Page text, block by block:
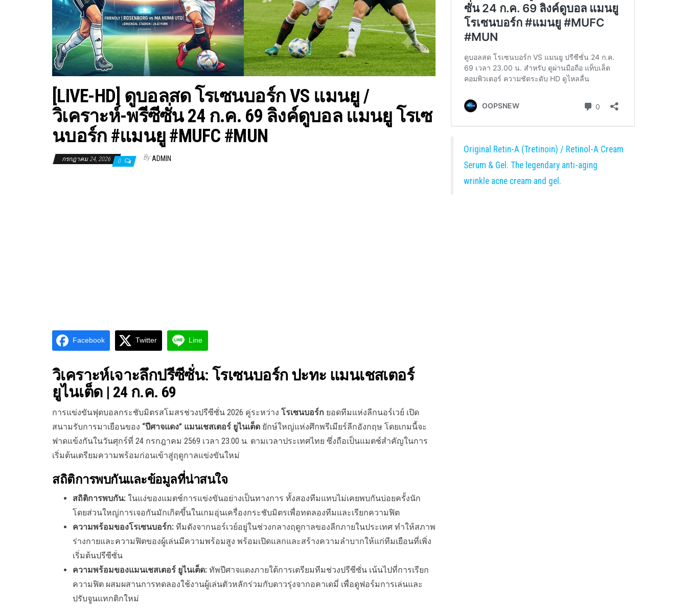
[LIVE-HD] ดูบอลสด โรเซนบอร์ก VS แมนยู /
วิเคราะห์-พรีซีซั่น 24 ก.ค. 69 ลิงค์ดูบอล แมนยู โรเซ
นบอร์ก #แมนยู #MUFC #MUN
กรกฎาคม 24, 2026 0 By ADMIN
Facebook Twitter Line
วิเคราะห์เจาะลึกปรีซีซั่น: โรเซนบอร์ก ปะทะ แมนเชสเตอร์
ยูไนเต็ด | 24 ก.ค. 69
การแข่งขันฟุตบอลกระชับมิตรสโมสรช่วงปรีซีซั่น 2026 คู่ระหว่าง โรเซนบอร์ก ยอดทีมแห่งลีกนอร์เวย์ เปิด
สนามรับการมาเยือนของ “ปีศาจแดง” แมนเชสเตอร์ ยูไนเต็ด ยักษ์ใหญ่แห่งศึกพรีเมียร์ลีกอังกฤษ โดยเกมนี้จะ
ฟาดแข้งกันในวันศุกร์ที่ 24 กรกฎาคม 2569 เวลา 23.00 น. ตามเวลาประเทศไทย ซึ่งถือเป็นแมตช์สำคัญในการ
เริ่มต้นเตรียมความพร้อมก่อนเข้าสู่ฤดูกาลแข่งขันใหม่
สถิติการพบกันและข้อมูลที่น่าสนใจ
สถิติการพบกัน: ในแง่ของแมตช์การแข่งขันอย่างเป็นทางการ ทั้งสองทีมแทบไม่เคยพบกันบ่อยครั้งนัก
โดยส่วนใหญ่การเจอกันมักเกิดขึ้นในเกมอุ่นเครื่องกระชับมิตรเพื่อทดลองทีมและเรียกความฟิต
ความพร้อมของโรเซนบอร์ก: ทีมดังจากนอร์เวย์อยู่ในช่วงกลางฤดูกาลของลีกภายในประเทศ ทำให้สภาพ
ร่างกายและความฟิตของผู้เล่นมีความพร้อมสูง พร้อมเปิดแลกและสร้างความลำบากให้แก่ทีมเยือนที่เพิ่ง
เริ่มต้นปรีซีซั่น
ความพร้อมของแมนเชสเตอร์ ยูไนเต็ด: ทัพปีศาจแดงภายใต้การเตรียมทีมช่วงปรีซีซั่น เน้นไปที่การเรียก
ความฟิต ผสมผสานการทดลองใช้งานผู้เล่นตัวหลักร่วมกับดาวรุ่งจากอคาเดมี่ เพื่อดูฟอร์มการเล่นและ
ปรับจูนแทกติกใหม่
Original Retin-A (Tretinoin) / Retinol-A Cream
Serum & Gel. The legendary anti-aging
wrinkle acne cream and gel.